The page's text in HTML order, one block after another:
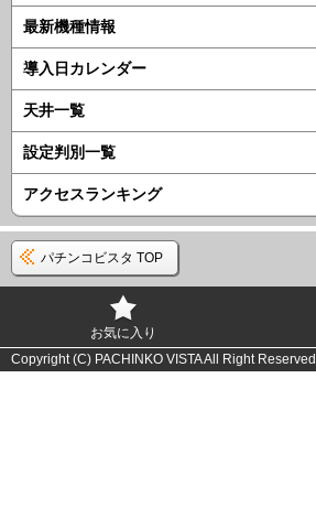
最新機種情報
導入日カレンダー
天井一覧
設定判別一覧
アクセスランキング
パチンコビスタ TOP
お気に入り
Copyright (C) PACHINKO VISTA All Right Reserved.